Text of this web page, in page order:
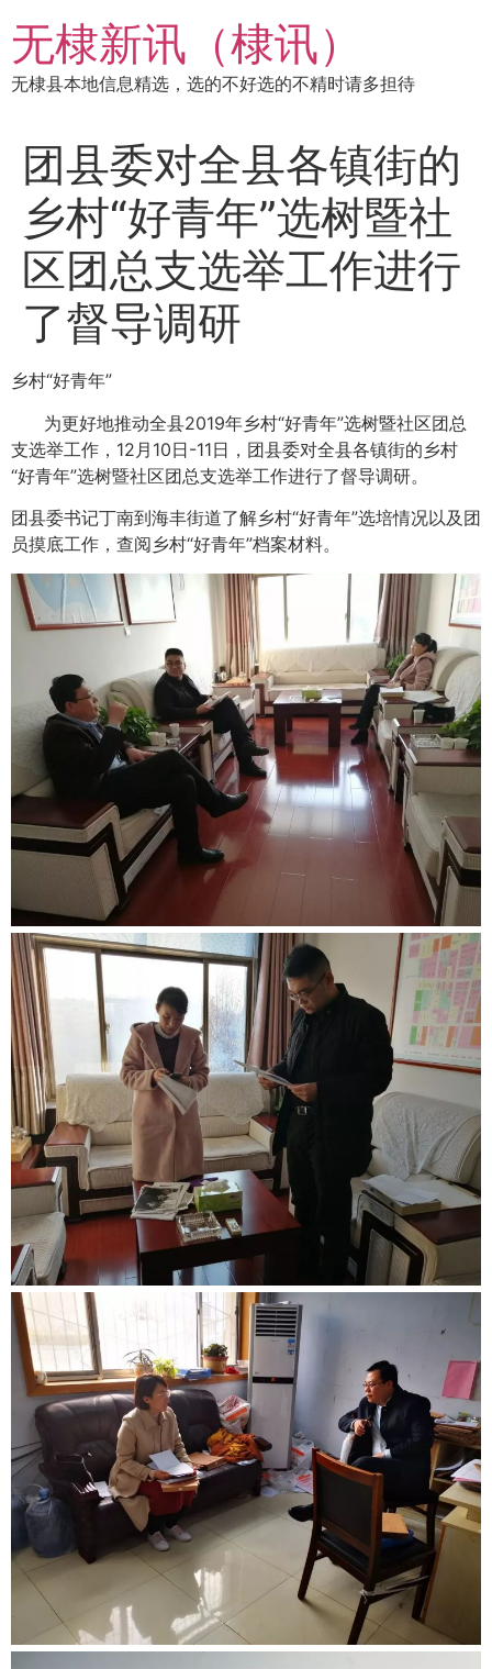
到
内
容
无棣新讯（棣讯）
无棣县本地信息精选，选的不好选的不精时请多担待
团县委对全县各镇街的
乡村“好青年”选树暨社
区团总支选举工作进行
了督导调研
乡村“好青年”
为更好地推动全县2019年乡村“好青年”选树暨社区团总
支选举工作，12月10日-11日，团县委对全县各镇街的乡村
“好青年”选树暨社区团总支选举工作进行了督导调研。
团县委书记丁南到海丰街道了解乡村“好青年”选培情况以及团
员摸底工作，查阅乡村“好青年”档案材料。